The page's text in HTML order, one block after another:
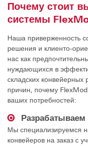
Почему стоит
системы
Наша приверженность
решения и клиенто-
нас как
нуждающихся в
складских
причин, почему
ваших потребностей:
Мы специализируемся
конвейеров на заказ с